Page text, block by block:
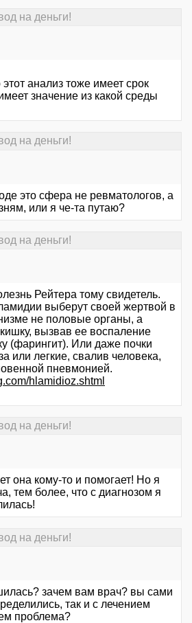
на деньги!
анализ тоже имеет срок
значение из какой среды
на деньги!
это сфера не ревматологов, а
или я че-та путаю?
на деньги!
Рейтера тому свидетель.
выберут своей жертвой в
не половые органы, а
вызвав ее воспаление
(фарингит). Или даже почки
или легкие, свалив человека,
пневмонией.
hlamidioz.shtml
на деньги!
она кому-то и помогает! Но я
тем более, что с диагнозом я
на деньги!
зачем вам врач? вы сами
так и с лечением
проблема?